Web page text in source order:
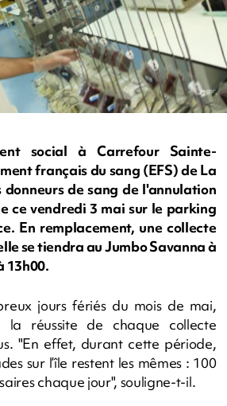
social à Carrefour Sainte-
français du sang (EFS) de La
donneurs de sang de l'annulation
ce vendredi 3 mai sur le parking
En remplacement, une collecte
se tiendra au Jumbo Savanna à
13h00.
jours fériés du mois de mai,
la réussite de chaque collecte
"En effet, durant cette période,
sur l’île restent les mêmes : 100
chaque jour", souligne-t-il.